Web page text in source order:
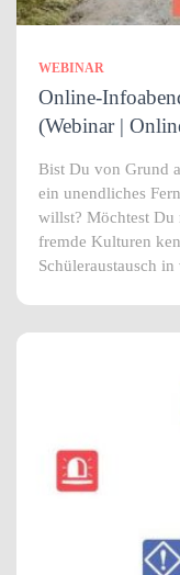
WEBINAR
Online-
(Webinar |
Bist Du von Grund
ein unendliches
willst? Möchtest Du
fremde Kulturen
Schüleraustausch in